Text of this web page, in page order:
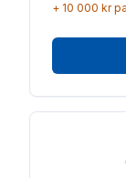
+ 10 000 kr